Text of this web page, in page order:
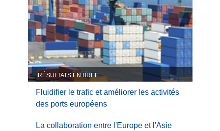
RÉSULTATS EN BREF
Fluidifier le trafic et améliorer les activités
des ports européens
La collaboration entre l'Europe et l'Asie